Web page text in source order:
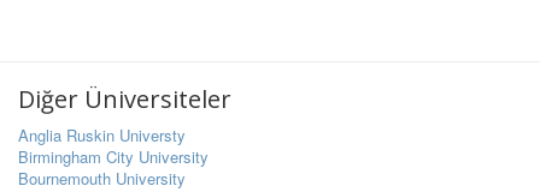
Diğer Üniversiteler
Anglia Ruskin Universty
Birmingham City University
Bournemouth University